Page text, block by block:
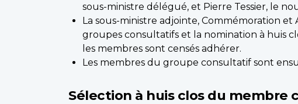
sous-ministre délégué, et Pierre Tessier, le
La sous-ministre adjointe, Commémoration
groupes consultatifs et la nomination à huis
les membres sont censés adhérer.
Les membres du groupe consultatif sont
Sélection à huis clos du membre